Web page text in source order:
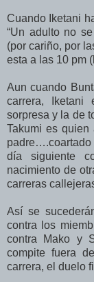
Cuando Iketani
“Un adulto no
(por cariño, por
esta a las 10 pm
Aun cuando
carrera, Iketani
sorpresa y la de
Takumi es quien
padre….coartado
día siguiente
nacimiento de
carreras
Así se
contra los
contra Mako y
compite fuera
carrera, el duelo